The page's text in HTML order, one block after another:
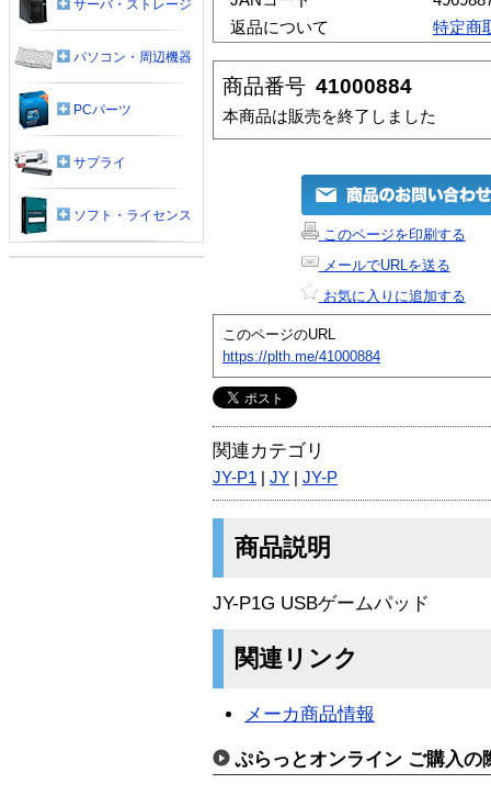
返品について
特定商
商品番号 41000884
本商品は販売を終了しました
このページを印刷する
メールでURLを送る
お気に入りに追加する
このページのURL
https://plth.me/41000884
関連カテゴリ
JY-P1 JY JY-P
商品説明
JY-P1G USBゲームパッド
関連リンク
メーカ商品情報
ぷらっとオンライン ご購入の
サーバ・ストレージ
パソコン・周辺機器
PCパーツ
サプライ
ソフト・ライセンス